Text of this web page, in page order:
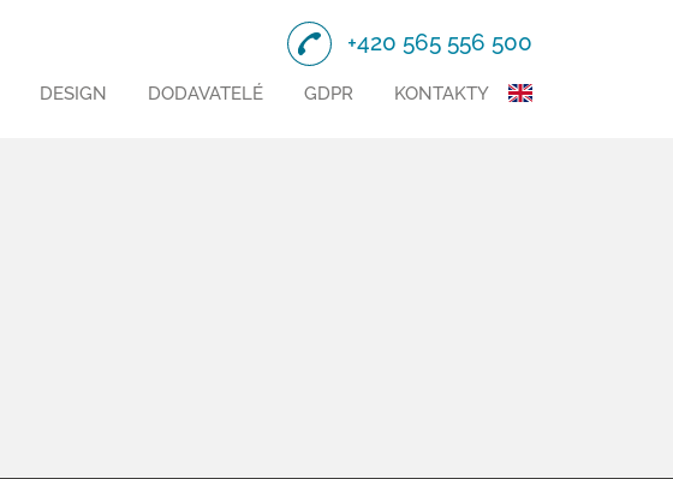
+420 565 556 500
DESIGN DODAVATELÉ GDPR KONTAKTY